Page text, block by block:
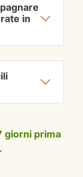
in
giorni prima